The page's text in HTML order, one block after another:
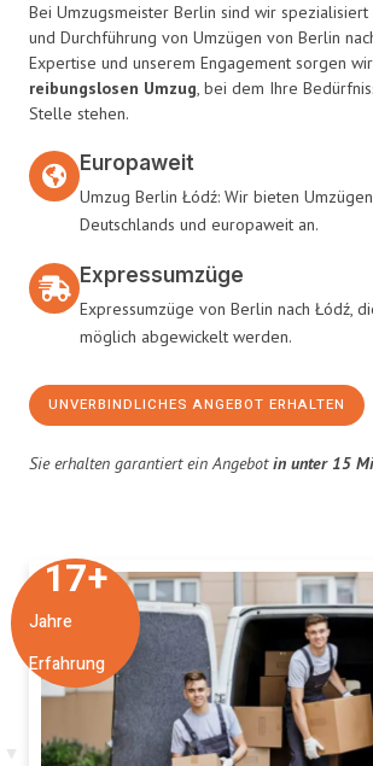
Jahre
Erfahrung
17+
Bei Umzugsmeister Berlin sind wir
und Durchführung von Umzügen von Berlin
Expertise und unserem Engagement sorgen
reibungslosen Umzug, bei dem Ihre
Stelle stehen.
Europaweit
Umzug Berlin Łódź: Wir bieten
Deutschlands und europaweit an.
Expressumzüge
Expressumzüge von Berlin nach Łódź,
möglich abgewickelt werden.
UNVERBINDLICHES ANGEBOT ERHALTEN
Sie erhalten garantiert ein Angebotin unter 15